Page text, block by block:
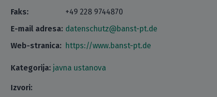
Faks:
+49 228 9744870
E-mail adresa: datenschutz@banst-pt.de
Web-stranica: https://www.banst-pt.de
Kategorija: javna ustanova
Izvori: